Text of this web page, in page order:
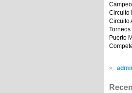
Circuito
Circuito
Puerto
»